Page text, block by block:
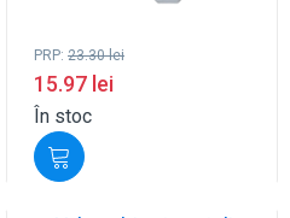
PRP: 23.30lei
15.97 lei
În stoc